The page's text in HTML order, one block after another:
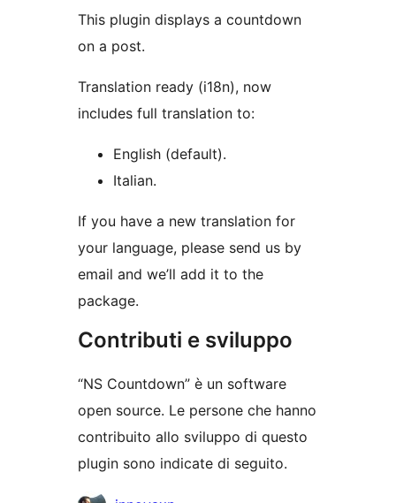
This plugin displays a countdown
on a post.
Translation ready (i18n), now
includes full translation to:
English (default).
Italian.
If you have a new translation for
your language, please send us by
email and we’ll add it to the
package.
Contributi e sviluppo
“NS Countdown” è un software
open source. Le persone che hanno
contribuito allo sviluppo di questo
plugin sono indicate di seguito.